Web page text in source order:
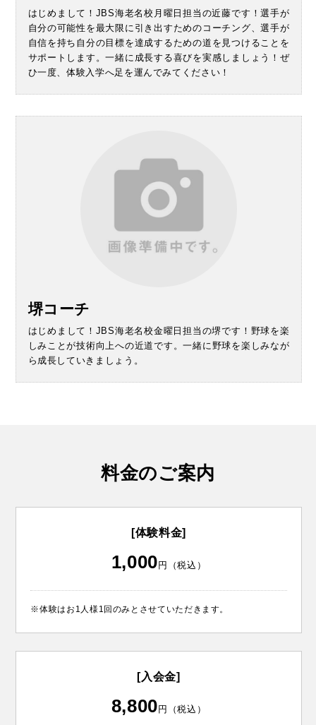
はじめまして！JBS海老名校月曜日担当の近藤です！選手が
自分の可能性を最大限に引き出すためのコーチング、選手が
自信を持ち自分の目標を達成するための道を見つけることを
サポートします。一緒に成長する喜びを実感しましょう！ぜ
ひ一度、体験入学へ足を運んでみてください！
堺コーチ
はじめまして！JBS海老名校金曜日担当の堺です！野球を楽
しみことが技術向上への近道です。一緒に野球を楽しみなが
ら成長していきましょう。
料金のご案内
[体験料金]
1,000 円（税込）
※体験はお1人様1回のみとさせていただきます。
[入会金]
8,800 円（税込）